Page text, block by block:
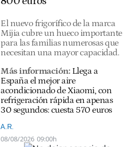
El nuevo frigorífico de la marca
Mijia cubre un hueco importante
para las familias numerosas que
necesitan una mayor capacidad.
Más información: Llega a
España el mejor aire
acondicionado de Xiaomi, con
refrigeración rápida en apenas
30 segundos: cuesta 570 euros
A.R.
08/08/2026 09:00h